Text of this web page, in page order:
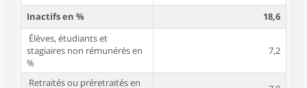
Inactifs en %
18,6
Élèves, étudiants et
stagiaires non rémunérés en
%
7,2
Retraités ou préretraités en